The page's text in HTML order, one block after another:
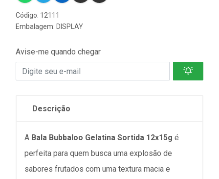
Código: 12111
Embalagem: DISPLAY
Avise-me quando chegar
Descrição
A Bala Bubbaloo Gelatina Sortida 12x15g é
perfeita para quem busca uma explosão de
sabores frutados com uma textura macia e